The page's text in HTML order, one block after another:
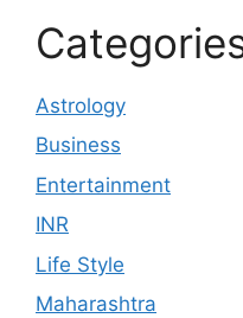
Astrology
Business
Entertainment
INR
Life Style
Maharashtra